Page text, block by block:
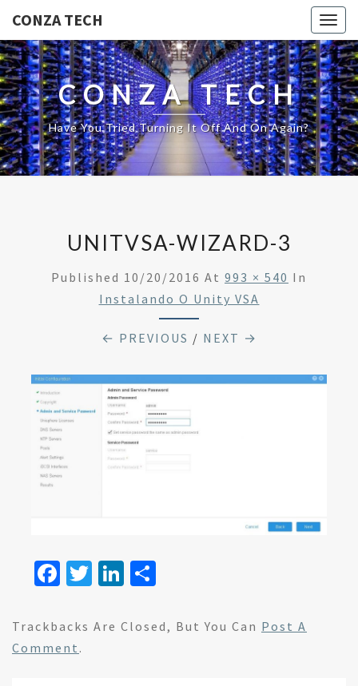
CONZA TECH
CONZA TECH
Have You Tried Turning It Off And On Again?
UNITVSA-WIZARD-3
Published 10/20/2016 At 993 × 540 In
Instalando O Unity VSA
← PREVIOUS / NEXT →
Fa
b
o
T
tt
Li
ke ar
Trackbacks Are Closed, But You Can Post A
Comment .